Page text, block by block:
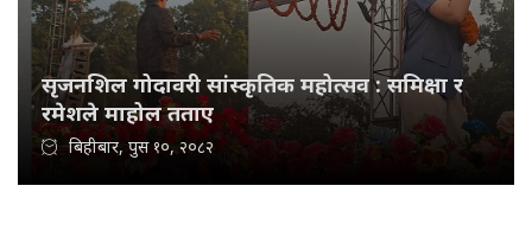
सृजनशिल गोदावरी सांस्कृतिक महोत्सव : समिक्षा र
रमेशले माहोल तताए
बिहीबार, पुस १०, २०८२